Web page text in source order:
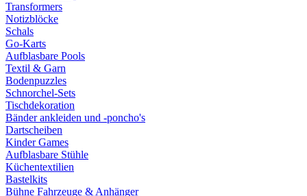
Transformers
Notizblöcke
Schals
Go-Karts
Aufblasbare Pools
Textil & Garn
Bodenpuzzles
Schnorchel-Sets
Tischdekoration
Bänder ankleiden und -poncho's
Dartscheiben
Kinder Games
Aufblasbare Stühle
Küchentextilien
Bastelkits
Bühne Fahrzeuge & Anhänger